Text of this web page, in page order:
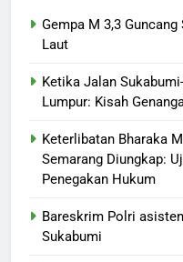
Gempa M 3,3
Laut
Ketika Jalan
Lumpur: Kisah
Keterlibatan Bharaka
Semarang Diungkap:
Penegakan Hukum
Bareskrim Polri
Sukabumi